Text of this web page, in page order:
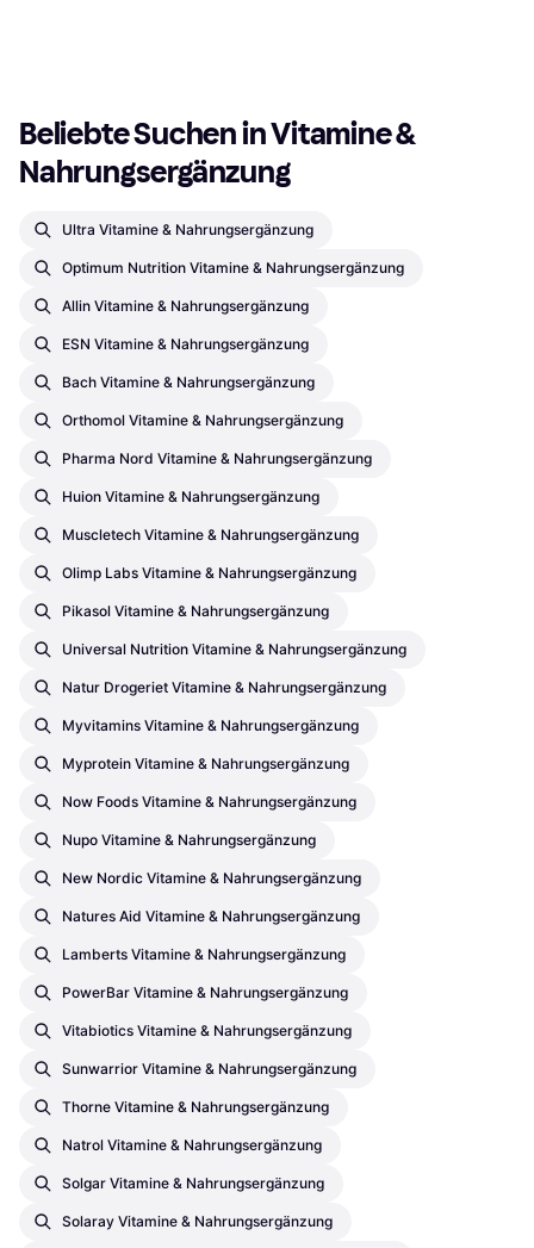
Beliebte Suchen in Vitamine &
Nahrungsergänzung
Ultra Vitamine & Nahrungsergänzung
Optimum Nutrition Vitamine & Nahrungsergänzung
Allin Vitamine & Nahrungsergänzung
ESN Vitamine & Nahrungsergänzung
Bach Vitamine & Nahrungsergänzung
Orthomol Vitamine & Nahrungsergänzung
Pharma Nord Vitamine & Nahrungsergänzung
Huion Vitamine & Nahrungsergänzung
Muscletech Vitamine & Nahrungsergänzung
Olimp Labs Vitamine & Nahrungsergänzung
Pikasol Vitamine & Nahrungsergänzung
Universal Nutrition Vitamine & Nahrungsergänzung
Natur Drogeriet Vitamine & Nahrungsergänzung
Myvitamins Vitamine & Nahrungsergänzung
Myprotein Vitamine & Nahrungsergänzung
Now Foods Vitamine & Nahrungsergänzung
Nupo Vitamine & Nahrungsergänzung
New Nordic Vitamine & Nahrungsergänzung
Natures Aid Vitamine & Nahrungsergänzung
Lamberts Vitamine & Nahrungsergänzung
PowerBar Vitamine & Nahrungsergänzung
Vitabiotics Vitamine & Nahrungsergänzung
Sunwarrior Vitamine & Nahrungsergänzung
Thorne Vitamine & Nahrungsergänzung
Natrol Vitamine & Nahrungsergänzung
Solgar Vitamine & Nahrungsergänzung
Solaray Vitamine & Nahrungsergänzung